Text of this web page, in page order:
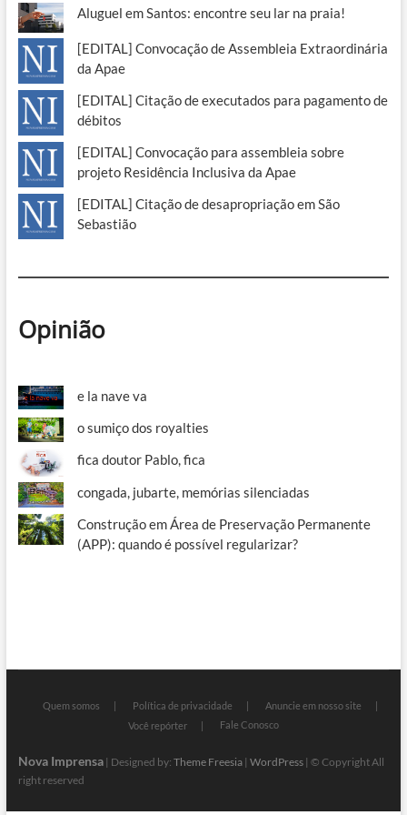
Aluguel em Santos: encontre seu lar na praia!
[EDITAL] Convocação de Assembleia Extraordinária
da Apae
[EDITAL] Citação de executados para pagamento de
débitos
[EDITAL] Convocação para assembleia sobre
projeto Residência Inclusiva da Apae
[EDITAL] Citação de desapropriação em São
Sebastião
Opinião
e la nave va
o sumiço dos royalties
fica doutor Pablo, fica
congada, jubarte, memórias silenciadas
Construção em Área de Preservação Permanente
(APP): quando é possível regularizar?
Quem somos Política de privacidade
Anuncie em nosso site
Você repórter
Fale Conosco
Nova Imprensa| Designed by: Theme Freesia| WordPress| © Copyright All
right reserved